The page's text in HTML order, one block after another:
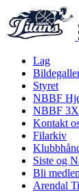
Lag
Styret
NBBF
NBBF
Kontakt
Filarkiv
Siste og
Bli
Arendal